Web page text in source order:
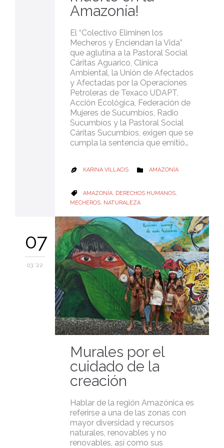
Amazonía!
El “Colectivo Eliminen los
Mecheros y Enciendan la Vida”
que aglutina a la Pastoral Social
Cáritas Aguarico, Clínica
Ambiental, la Unión de Afectados
y Afectadas por la Operaciones
Petroleras de Texaco UDAPT,
Acción Ecológica, Federación de
Mujeres de Sucumbíos, Radio
Sucumbíos y la Pastoral Social
Cáritas Sucumbíos, exigen que se
cumpla la sentencia que emitió…
 KARINA VILLACIS  CATEGORY
AMAZONÍA
 CATEGORY
AMAZONÍA, DERECHOS HUMANOS,
MECHEROS, NATURALEZA
07
03 '22
Murales por el
cuidado de la
creación
Hablar de la región Amazónica es
referirse a una de las zonas con
mayor diversidad y recursos
naturales, renovables y no
renovables, así como sus